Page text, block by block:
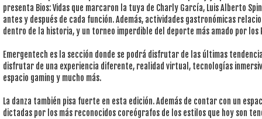
presenta Bios: Vidas que marcaron la tuya de Charly García, Luis Alberto
antes y después de cada función. Además, actividades gastronómicas
dentro de la historia, y un torneo imperdible del deporte más amado por
Emergentech es la sección donde se podrá disfrutar de las últimas
disfrutar de una experiencia diferente, realidad virtual, tecnologías
espacio gaming y mucho más.
La danza también pisa fuerte en esta edición. Además de contar con un
dictadas por los más reconocidos coreógrafos de los estilos que hoy son